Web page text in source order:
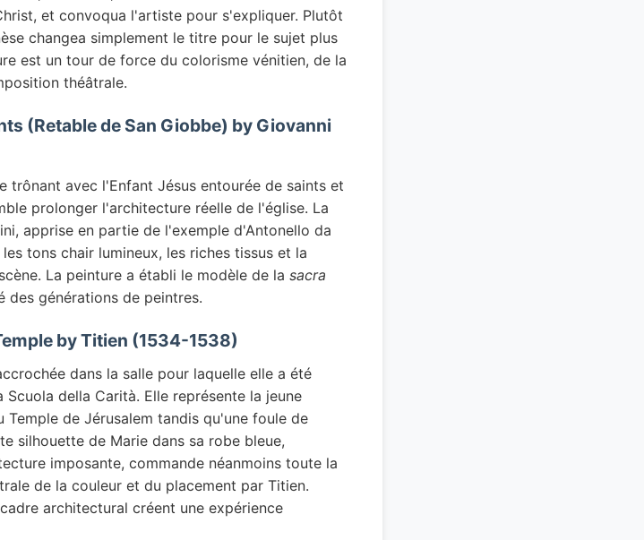
et convoqua l'artiste pour s'expliquer. Plutôt
changea simplement le titre pour le sujet plus
est un tour de force du colorisme vénitien, de la
théâtrale.
(Retable de San Giobbe) by Giovanni
trônant avec l'Enfant Jésus entourée de saints et
prolonger l'architecture réelle de l'église. La
apprise en partie de l'exemple d'Antonello da
tons chair lumineux, les riches tissus et la
La peinture a établi le modèle de la sacra
des générations de peintres.
by Titien (1534-1538)
dans la salle pour laquelle elle a été
della Carità. Elle représente la jeune
de Jérusalem tandis qu'une foule de
silhouette de Marie dans sa robe bleue,
imposante, commande néanmoins toute la
de la couleur et du placement par Titien.
architectural créent une expérience